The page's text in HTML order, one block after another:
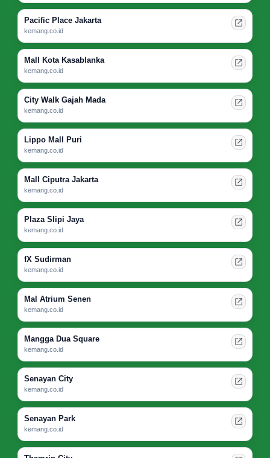
Pacific Place Jakarta
kemang.co.id
Mall Kota Kasablanka
kemang.co.id
City Walk Gajah Mada
kemang.co.id
Lippo Mall Puri
kemang.co.id
Mall Ciputra Jakarta
kemang.co.id
Plaza Slipi Jaya
kemang.co.id
fX Sudirman
kemang.co.id
Mal Atrium Senen
kemang.co.id
Mangga Dua Square
kemang.co.id
Senayan City
kemang.co.id
Senayan Park
kemang.co.id